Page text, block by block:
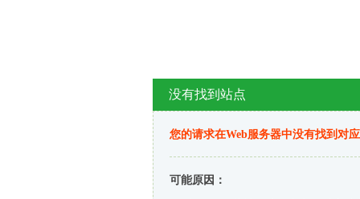
没有找到站点
您的请求在Web服务器中没有找到对
可能原因：